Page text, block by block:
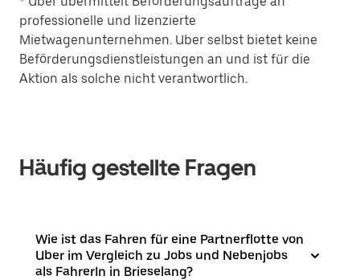
professionelle und lizenzierte
Mietwagenunternehmen. Uber selbst bietet keine
Beförderungsdienstleistungen an und ist für die
Aktion als solche nicht verantwortlich.
Häufig gestellte Fragen
Wie ist das Fahren für eine Partnerflotte von
Uber im Vergleich zu Jobs und Nebenjobs
als FahrerIn in Brieselang?